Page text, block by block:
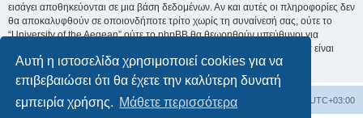
Αυτή η ιστοσελίδα χρησιμοποιεί cookies για να
επιβεβαιώσει ότι θα έχετε την καλύτερη δυνατή
εμπειρία χρήσης. Μάθετε περισσότερα
εισάγει αποθηκεύονται σε μια βάση δεδομένων. Αν και αυτές οι πληροφορίες δεν
θα αποκαλυφθούν σε οποιονδήποτε τρίτο χωρίς τη συναίνεσή σας, ούτε το
“University of the Aegean” ούτε το phpBB θα θεωρηθούν υπεύθυνοι για
οποιαδήποτε απόπειρα ηλεκτρονικής εισβολής ή παραβίασης η οποία είναι
δυνατόν να οδηγήσει σε απώλεια αυτών των δεδομένων.
Board Όλοι οι χρόνοι είναι UTC+03:00
Διαγραφή cookies